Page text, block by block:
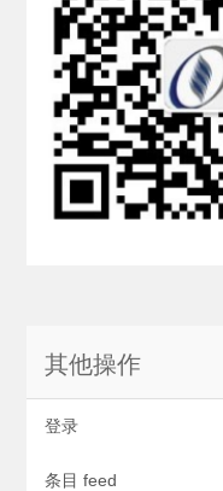
其他操作
登录
条目 feed